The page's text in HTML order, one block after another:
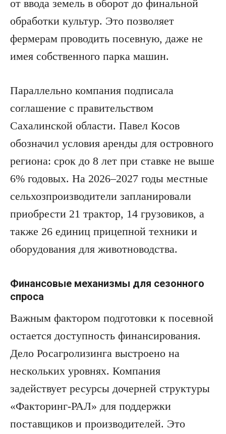
от ввода земель в оборот до финальной
обработки культур. Это позволяет
фермерам проводить посевную, даже не
имея собственного парка машин.
Параллельно компания подписала
соглашение с правительством
Сахалинской области. Павел Косов
обозначил условия аренды для островного
региона: срок до 8 лет при ставке не выше
6% годовых. На 2026–2027 годы местные
сельхозпроизводители запланировали
приобрести 21 трактор, 14 грузовиков, а
также 26 единиц прицепной техники и
оборудования для животноводства.
Финансовые механизмы для сезонного
спроса
Важным фактором подготовки к посевной
остается доступность финансирования.
Дело Росагролизинга выстроено на
нескольких уровнях. Компания
задействует ресурсы дочерней структуры
«Факторинг-РАЛ» для поддержки
поставщиков и производителей. Это